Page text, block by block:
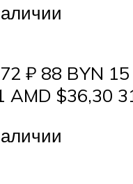
₽ 88 BYN
AMD $36,30